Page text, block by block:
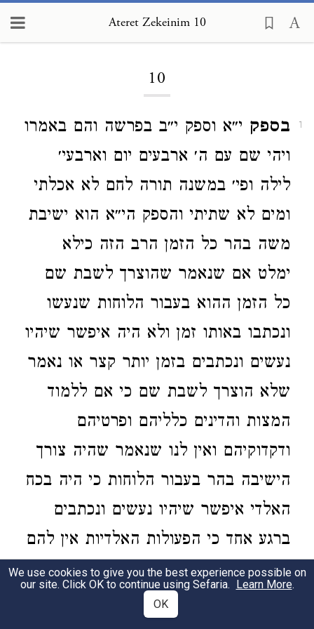
Ateret Zekeinim 10
10
1 בספק י״א וספק י״ב בפרשה והם באמרו
ויהי שם עם ה׳ ארבעים יום וארבעי׳
לילה ופי׳ במשנה תורה לחם לא אכלתי
ומים לא שתיתי והספק הי״א הוא ישיבת
משה בהר כל הזמן הרב הזה כילא
ימלט אם שנאמר שהוצרך לשבת שם
כל הזמן ההוא בעבור הלוחות שנעשו
ונכתבו באותו זמן ולא היה איפשר שיהיו
נעשים ונכתבים בזמן יותר קצר או נאמר
שלא הוצרך לשבת שם כי אם ללמוד
המצות והדינים כלליהם ופרטיהם
ודקדוקיהם ואין לנו שנאמר שהיה צורך
הישיבה בהר בעבור הלוחות כי היה בכח
האלדי איפשר שיהיו נעשים ונכתבים
ברגע אחד כי הפעולות האלדיות אין להם
זמן שרשיי וכמו שיבא בשורש השלישי
מההשגחה האלדית פ״יב מזה המאמר.
We use cookies to give you the best experience possible on
our site. Click OK to continue using Sefaria. Learn More.
OK